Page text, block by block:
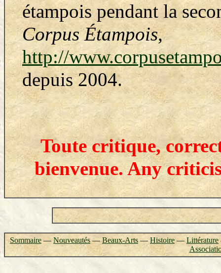
étampois pendant la
Corpus Étampois,
http://
depuis 2004.
Toute critique,
bienvenue. Any
Sommaire—Nouveautés—Beaux-Arts —Histoire—Littérature